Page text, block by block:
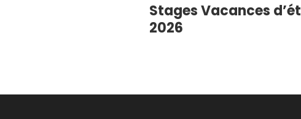
Stages Vacances
2026